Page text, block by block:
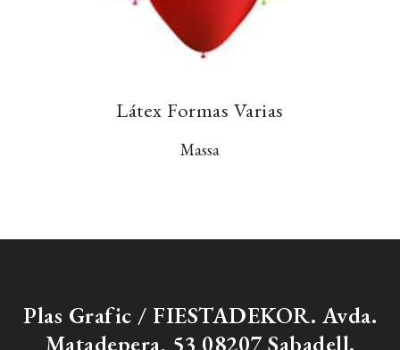
Látex Formas Varias
Massa
Plas Grafic / FIESTADEKOR. Avda.